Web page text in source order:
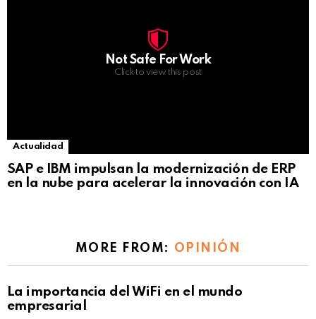
Not Safe For Work
Click to view this post
Actualidad
SAP e IBM impulsan la modernización de ERP
en la nube para acelerar la innovación con IA
MORE FROM: OPINIÓN
La importancia del WiFi en el mundo
empresarial